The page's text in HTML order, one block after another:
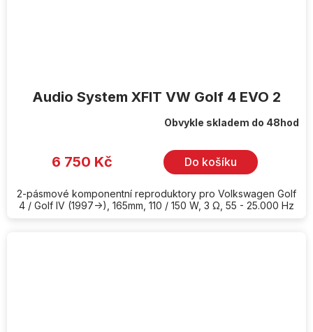
Audio System XFIT VW Golf 4 EVO 2
Obvykle skladem do 48hod
6 750 Kč Do košíku
2-pásmové komponentní reproduktory pro Volkswagen Golf
4 / Golf IV (1997->), 165mm, 110 / 150 W, 3 Ω, 55 - 25.000 Hz